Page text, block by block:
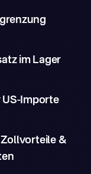
im Lager
Importe
&